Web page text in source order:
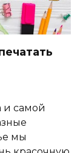
и самой
мы